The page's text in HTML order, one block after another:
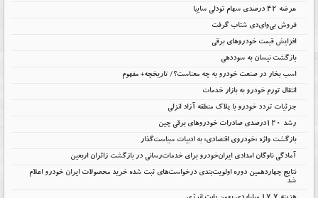
عرضه ۴۲ درصدی سهام تودلی سایپا
فروش بی‌وای‌دی شتاب گرفت
افزایش قیمت خودروهای برقی
بازگشت نیسان به سوددهی
اسب بخار در صنعت خودرو به چه معناست؟/ تاریخچه+ مفهوم
انتقال تورم خودرو به بازار خدمات
جزئیات تردد خودرو با پلاک منطقه آزاد انزلی
رشد ۱۲۰درصدی صادرات خودروهای برقی چین
بازگشت واژه «خودروی اقتصادی» به ادبیات سیاست‌گذار
آمادگی ناوگان امدادی ایران‌خودرو برای خدمات‌رسانی در بازگشت زائران اربعین
نتایج چهاردهمین دوره اولویت‌بندی درخواست‌های ثبت شده خرید محصولات ایران خودرو اعلام
شد